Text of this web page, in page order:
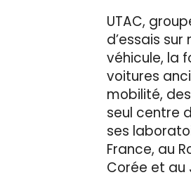
UTAC,
d’essais
véhicule, la
voitures
mobilité,
seul centre
ses
France, au
Corée et au